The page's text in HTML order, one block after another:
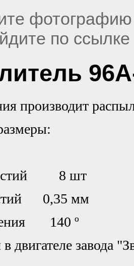
по ссылке
производит
8 шт
0,35 мм
140 º
двигателе завода